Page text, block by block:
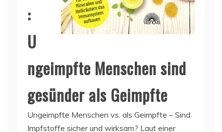
:
U
ngeimpfte Menschen sind
gesünder als Geimpfte
Ungeimpfte Menschen vs. als Geimpfte – Sind
Impfstoffe sicher und wirksam? Laut einer